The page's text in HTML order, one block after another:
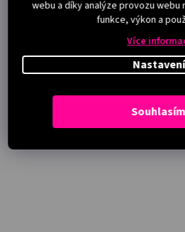
webu a díky analýze provozu
funkce, výkon a
Více
Nastavení
Souhlasím